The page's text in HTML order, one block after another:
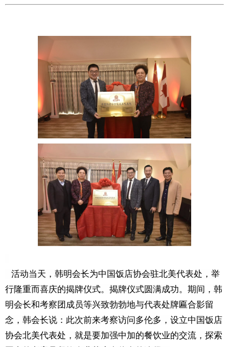
活动当天 ， 韩明会长为中国饭店协会驻北美代表处， 举
行隆重而喜庆的揭牌仪式。 揭牌仪式圆满成功。期间，韩
明会长和考察团成员等兴致勃勃地与代表处牌匾合影留
念，韩会长说：此次前来考察访问多伦多，设立中国饭店
协会北美代表处，就是要加强中加的餐饮业的交流，探索